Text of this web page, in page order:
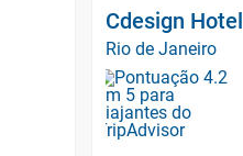
Cdesign Hotel
Rio de Janeiro